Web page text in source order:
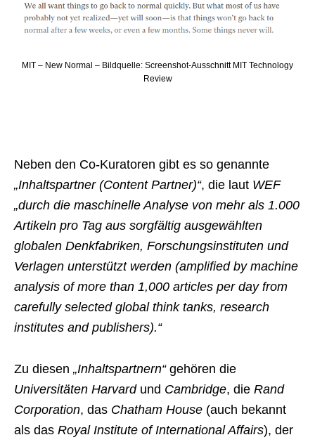
MIT – New Normal – Bildquelle: Screenshot-Ausschnitt MIT Technology
Review
Neben den Co-Kuratoren gibt es so genannte
„Inhaltspartner (Content Partner)“, die laut WEF
„durch die maschinelle Analyse von mehr als 1.000
Artikeln pro Tag aus sorgfältig ausgewählten
globalen Denkfabriken, Forschungsinstituten und
Verlagen unterstützt werden (amplified by machine
analysis of more than 1,000 articles per day from
carefully selected global think tanks, research
institutes and publishers).“
Zu diesen „Inhaltspartnern“gehören die
Universitäten Harvardund Cambridge, die Rand
Corporation, das Chatham House (auch bekannt
als das Royal Institute of International Affairs), der